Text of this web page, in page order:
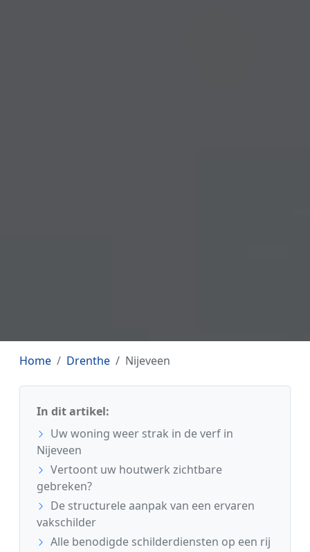
Home Drenthe Nijeveen
In dit artikel:
Uw woning weer strak in de verf in
Nijeveen
Vertoont uw houtwerk zichtbare
gebreken?
De structurele aanpak van een ervaren
vakschilder
Alle benodigde schilderdiensten op een rij